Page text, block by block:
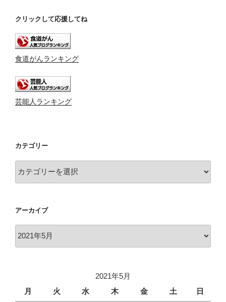
クリックして応援してね
食道がんランキング
芸能人ランキング
カテゴリー
テ
ー
アーカイブ
2021年5月
月
火 水 木 金 土 日